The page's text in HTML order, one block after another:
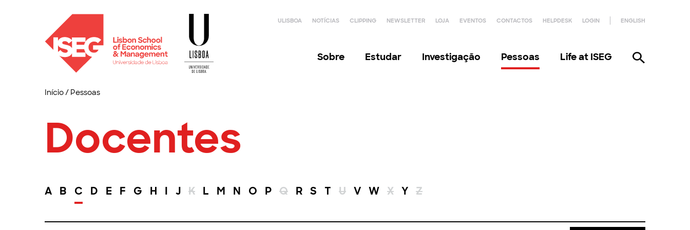
ULISBOA NOTÍCIAS CLIPPING NEWSLETTER LOJA EVENTOS CONTACTOS HELPDESK LOGIN ENGLISH
Sobre Estudar Investigação Pessoas Life at ISEG
Início/ Pessoas
Docentes
A B C D E F G H I J K L M N O P Q R S T U V W X Y Z